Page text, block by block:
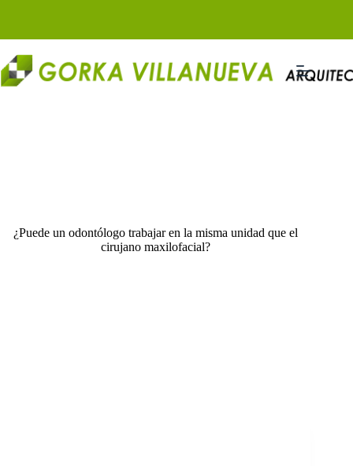
¿Puede un odontólogo trabajar en la misma unidad que el
cirujano maxilofacial?